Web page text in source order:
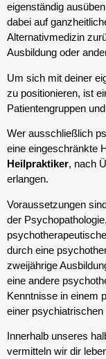
eigenständig
dabei auf
Alternativmedizin
Ausbildung oder
Um sich mit deiner
zu positionieren, ist
Patientengruppen
Wer ausschließlich
eine eingeschränkte
Heilpraktiker, nach
erlangen.
Voraussetzungen
der
durch eine
zweijährige
eine andere
Kenntnisse in einem
einer psychiatrischen
Innerhalb unseres
vermitteln wir dir